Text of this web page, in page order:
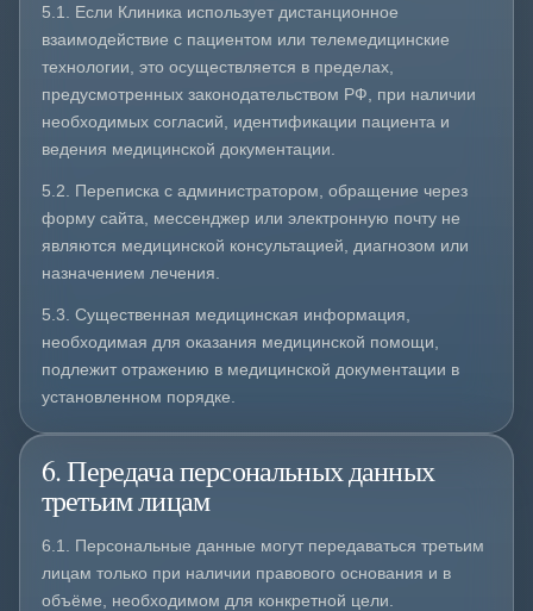
5.1. Если Клиника использует дистанционное
взаимодействие с пациентом или телемедицинские
технологии, это осуществляется в пределах,
предусмотренных законодательством РФ, при наличии
необходимых согласий, идентификации пациента и
ведения медицинской документации.
5.2. Переписка с администратором, обращение через
форму сайта, мессенджер или электронную почту не
являются медицинской консультацией, диагнозом или
назначением лечения.
5.3. Существенная медицинская информация,
необходимая для оказания медицинской помощи,
подлежит отражению в медицинской документации в
установленном порядке.
6. Передача персональных данных
третьим лицам
6.1. Персональные данные могут передаваться третьим
лицам только при наличии правового основания и в
объёме, необходимом для конкретной цели.